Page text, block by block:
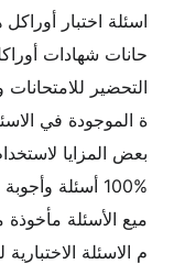
اسئلة اختبار
حانات شهادات
التحضير
ة الموجودة في
بعض المزايا
100% أسئلة
ميع الأسئلة
م الاسئلة